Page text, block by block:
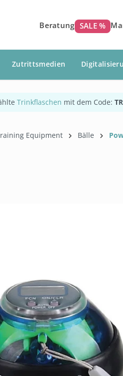
Beratung SALE %
Zutrittsmedien
Trinkflaschen mit dem Code:
Equipment Bälle